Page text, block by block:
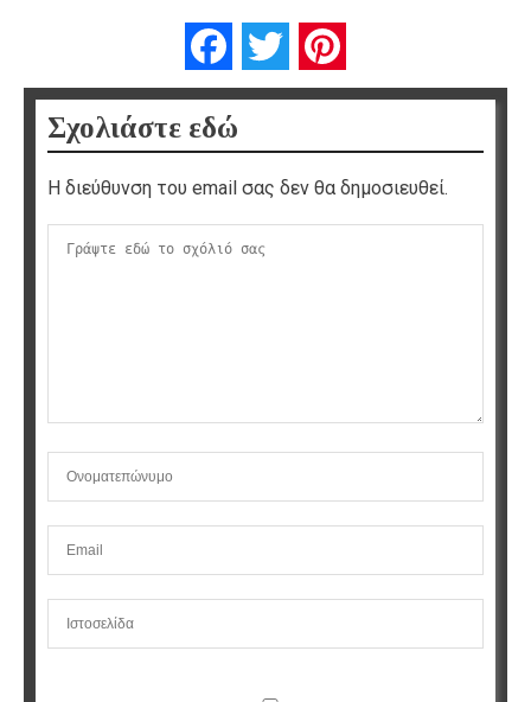
FacebookTwitter
Σχολιάστε εδώ
Η διεύθυνση του email σας δεν θα δημοσιευθεί.